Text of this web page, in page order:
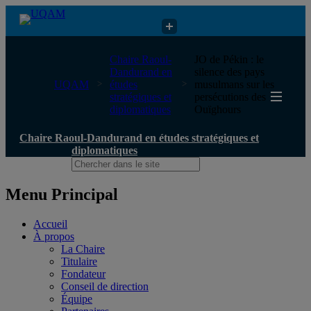
Chaire Raoul-Dandurand en études stratégiques et diplomatiques
UQAM
Chaire Raoul-
Dandurand en
études
stratégiques et
diplomatiques
JO de Pékin : le
silence des pays
musulmans sur les
persécutions des
Ouïghours
Chaire Raoul-Dandurand en études stratégiques et
diplomatiques
Menu Principal
Accueil
À propos
La Chaire
Titulaire
Fondateur
Conseil de direction
Équipe